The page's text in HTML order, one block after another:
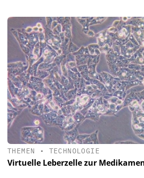
THEMEN • TECHNOLOGIE
Virtuelle Leberzelle zur